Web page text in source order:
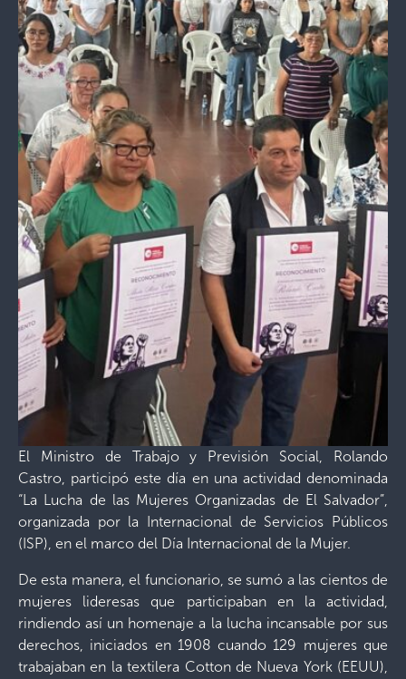
El Ministro de Trabajo y Previsión Social, Rolando
Castro, participó este día en una actividad denominada
“La Lucha de las Mujeres Organizadas de El Salvador”,
organizada por la Internacional de Servicios Públicos
(ISP), en el marco del Día Internacional de la Mujer.
De esta manera, el funcionario, se sumó a las cientos de
mujeres lideresas que participaban en la actividad,
rindiendo así un homenaje a la lucha incansable por sus
derechos, iniciados en 1908 cuando 129 mujeres que
trabajaban en la textilera Cotton de Nueva York (EEUU),